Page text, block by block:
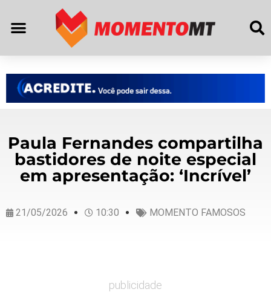
Paula Fernandes compartilha
bastidores de noite especial
em apresentação: ‘Incrível’
21/05/2026 10:30 MOMENTO FAMOSOS
publicidade